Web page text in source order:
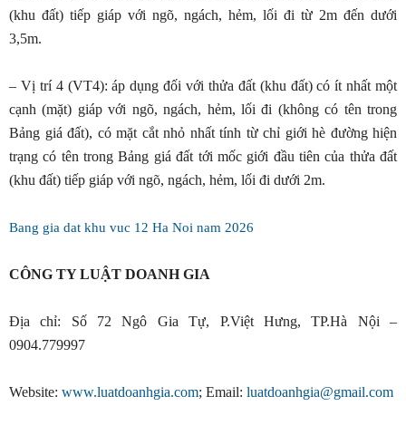
(khu đất) tiếp giáp với ngõ, ngách, hẻm, lối đi từ 2m đến dưới
3,5m.
– Vị trí 4 (VT4): áp dụng đối với thửa đất (khu đất) có ít nhất một
cạnh (mặt) giáp với ngõ, ngách, hẻm, lối đi (không có tên trong
Bảng giá đất), có mặt cắt nhỏ nhất tính từ chỉ giới hè đường hiện
trạng có tên trong Bảng giá đất tới mốc giới đầu tiên của thửa đất
(khu đất) tiếp giáp với ngõ, ngách, hẻm, lối đi dưới 2m.
Bang gia dat khu vuc 12 Ha Noi nam 2026
CÔNG TY LUẬT DOANH GIA
Địa chỉ: Số 72 Ngô Gia Tự, P.Việt Hưng, TP.Hà Nội –
0904.779997
Website: www.luatdoanhgia.com; Email: luatdoanhgia@gmail.com